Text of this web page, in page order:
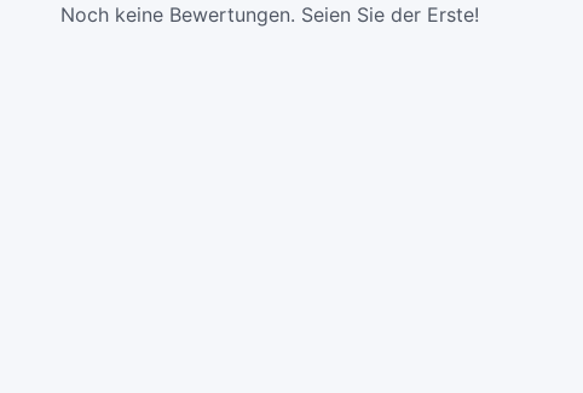
Noch keine Bewertungen. Seien Sie der Erste!